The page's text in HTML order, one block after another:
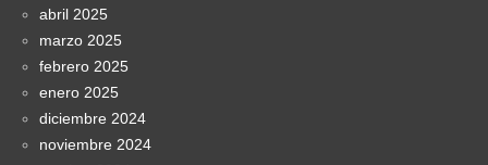
abril 2025
marzo 2025
febrero 2025
enero 2025
diciembre 2024
noviembre 2024